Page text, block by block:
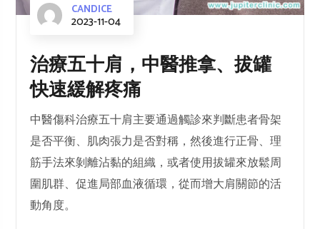
CANDICE
2023-11-04
治療五十肩，中醫推拿、拔罐
快速緩解疼痛
中醫傷科治療五十肩主要通過觸診來判斷患者骨架
是否平衡、肌肉張力是否對稱，然後進行正骨、理
筋手法來剝離沾黏的組織，或者使用拔罐來放鬆周
圍肌群、促進局部血液循環，從而增大肩關節的活
動角度。